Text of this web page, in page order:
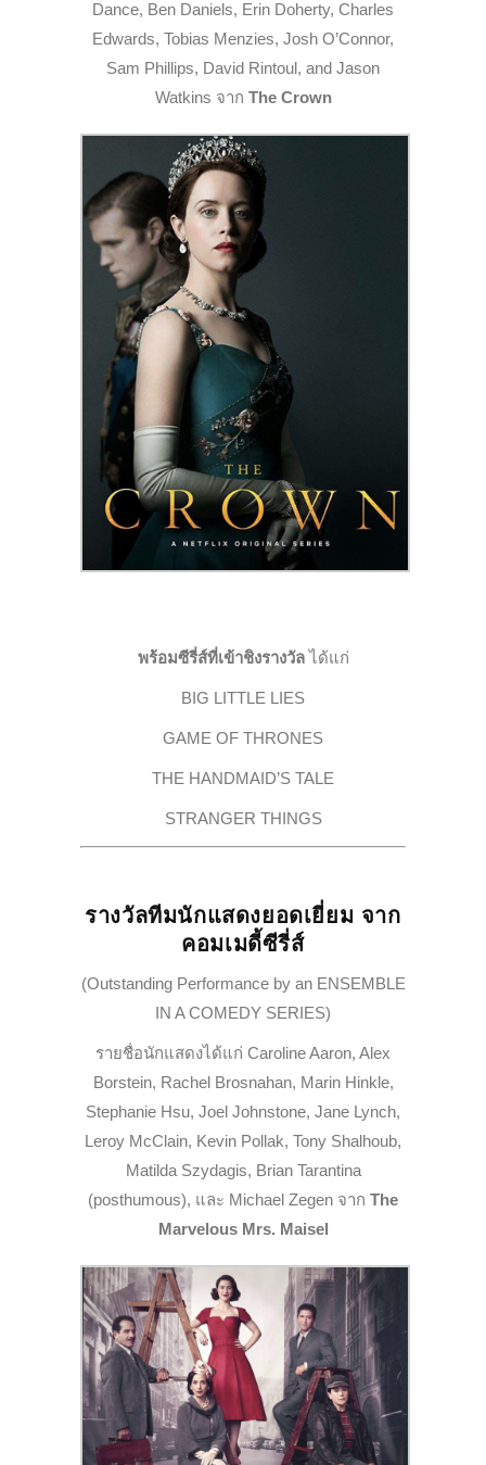
Dance, Ben Daniels, Erin Doherty, Charles
Edwards, Tobias Menzies, Josh O’Connor,
Sam Phillips, David Rintoul, and Jason
Watkins จาก The Crown
พร้อมซีรี่ส์ที่เข้าชิงรางวัลได้แก่
BIG LITTLE LIES
GAME OF THRONES
THE HANDMAID’S TALE
STRANGER THINGS
รางวัลทีมนักแสดงยอดเยี่ยม จาก
คอมเมดี้ซีรี่ส์
(Outstanding Performance by an ENSEMBLE
IN A COMEDY SERIES)
รายชื่อนักแสดงได้แก่ Caroline Aaron, Alex
Borstein, Rachel Brosnahan, Marin Hinkle,
Stephanie Hsu, Joel Johnstone, Jane Lynch,
Leroy McClain, Kevin Pollak, Tony Shalhoub,
Matilda Szydagis, Brian Tarantina
(posthumous), และ Michael Zegen จาก The
Marvelous Mrs. Maisel